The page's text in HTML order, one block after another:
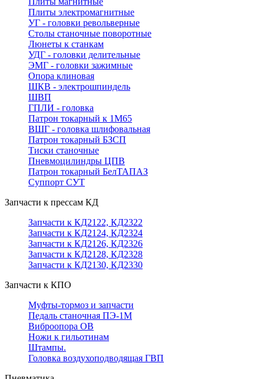
Плиты электромагнитные
УГ - головки револьверные
Столы станочные поворотные
Люнеты к станкам
УДГ - головки делительные
ЭМГ - головки зажимные
Опора клиновая
ШКВ - электрошпиндель
ШВП
ГПЛИ - головка
Патрон токарный к 1М65
ВШГ - головка шлифовальная
Патрон токарный БЗСП
Тиски станочные
Пневмоцилиндры ЦПВ
Патрон токарный БелТАПАЗ
Суппорт СУТ
Запчасти к прессам КД
Запчасти к КД2122, КД2322
Запчасти к КД2124, КД2324
Запчасти к КД2126, КД2326
Запчасти к КД2128, КД2328
Запчасти к КД2130, КД2330
Запчасти к КПО
Муфты-тормоз и запчасти
Педаль станочная ПЭ-1М
Виброопора ОВ
Ножи к гильотинам
Штампы.
Головка воздухоподводящая ГВП